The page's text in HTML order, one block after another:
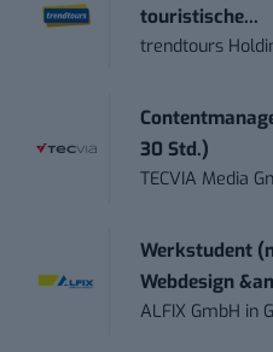
touristische...
trendtours
30 Std.)
TECVIA Media
Werkstudent
Webdesign
ALFIX GmbH in